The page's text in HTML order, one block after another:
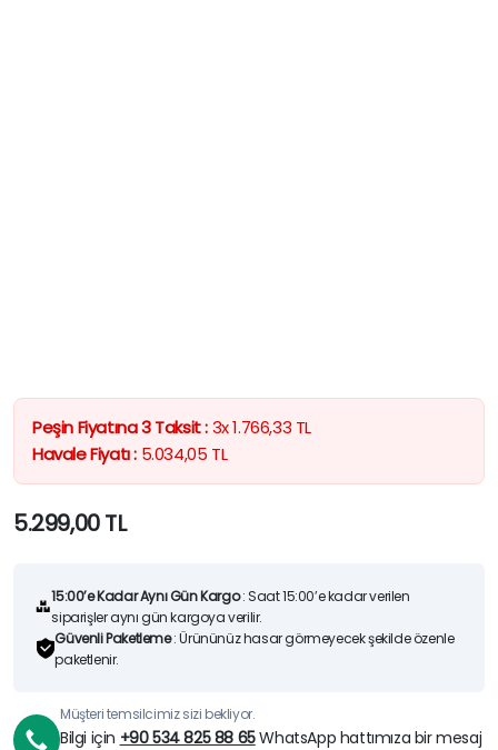
Peşin Fiyatına 3 Taksit :3x1.766,33 TL
Havale Fiyatı : 5.034,05 TL
5.299,00TL
15:00’e Kadar Aynı Gün Kargo: Saat 15:00’e kadar verilen
siparişler aynı gün kargoya verilir.
Güvenli Paketleme: Ürününüz hasar görmeyecek şekilde özenle
paketlenir.
Müşteri temsilcimiz sizi bekliyor.
Bilgi için +90 534 825 88 65WhatsApp hattımıza bir mesaj